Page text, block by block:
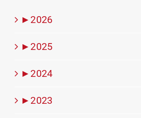
► 2026
► 2025
► 2024
► 2023